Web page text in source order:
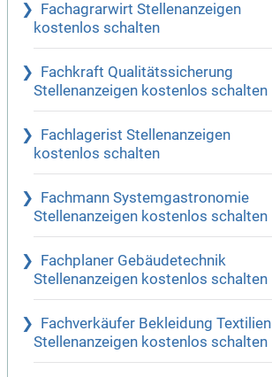
Fachagrarwirt Stellenanzeigen
kostenlos schalten
Fachkraft Qualitätssicherung
Stellenanzeigen kostenlos schalten
Fachlagerist Stellenanzeigen
kostenlos schalten
Fachmann Systemgastronomie
Stellenanzeigen kostenlos schalten
Fachplaner Gebäudetechnik
Stellenanzeigen kostenlos schalten
Fachverkäufer Bekleidung Textilien
Stellenanzeigen kostenlos schalten